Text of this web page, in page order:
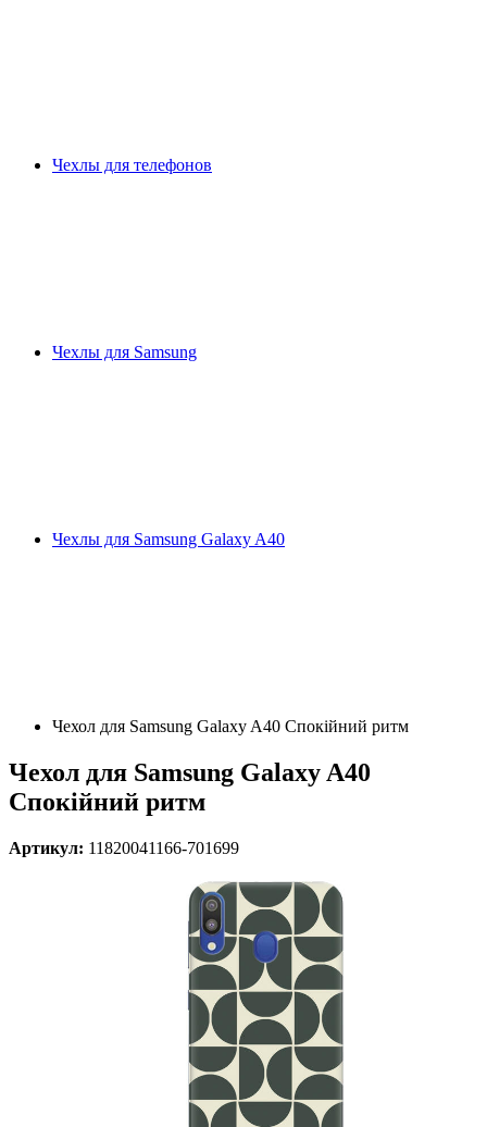
Чехлы для телефонов
Чехлы для Samsung
Чехлы для Samsung Galaxy A40
Чехол для Samsung Galaxy A40 Спокійний ритм
Чехол для Samsung Galaxy A40
Спокійний ритм
Артикул: 11820041166-701699